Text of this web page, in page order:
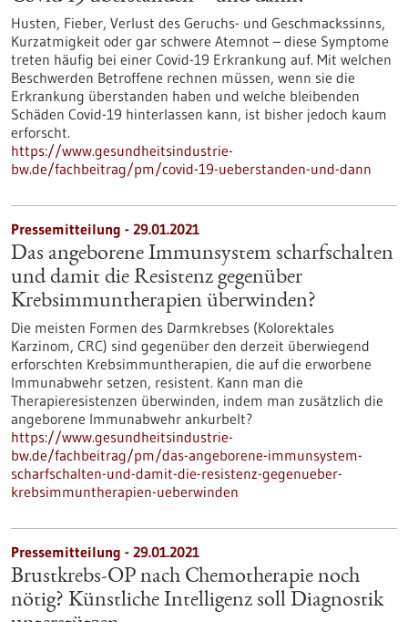
Husten, Fieber, Verlust des Geruchs- und Geschmackssinns,
Kurzatmigkeit oder gar schwere Atemnot – diese Symptome
treten häufig bei einer Covid-19 Erkrankung auf. Mit welchen
Beschwerden Betroffene rechnen müssen, wenn sie die
Erkrankung überstanden haben und welche bleibenden
Schäden Covid-19 hinterlassen kann, ist bisher jedoch kaum
erforscht.
https://www.gesundheitsindustrie-
bw.de/fachbeitrag/pm/covid-19-ueberstanden-und-dann
Pressemitteilung - 29.01.2021
Das angeborene Immunsystem scharfschalten
und damit die Resistenz gegenüber
Krebsimmuntherapien überwinden?
Die meisten Formen des Darmkrebses (Kolorektales
Karzinom, CRC) sind gegenüber den derzeit überwiegend
erforschten Krebsimmuntherapien, die auf die erworbene
Immunabwehr setzen, resistent. Kann man die
Therapieresistenzen überwinden, indem man zusätzlich die
angeborene Immunabwehr ankurbelt?
https://www.gesundheitsindustrie-
bw.de/fachbeitrag/pm/das-angeborene-immunsystem-
scharfschalten-und-damit-die-resistenz-gegenueber-
krebsimmuntherapien-ueberwinden
Pressemitteilung - 29.01.2021
Brustkrebs-OP nach Chemotherapie noch
nötig? Künstliche Intelligenz soll Diagnostik